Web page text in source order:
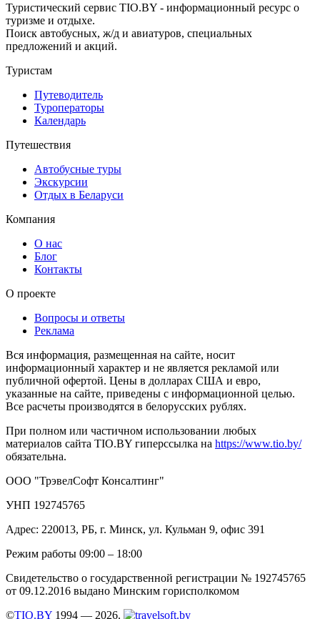
Туристический сервис TIO.BY - информационный ресурс о
туризме и отдыхе.
Поиск автобусных, ж/д и авиатуров, специальных
предложений и акций.
Туристам
Путеводитель
Туроператоры
Календарь
Путешествия
Автобусные туры
Экскурсии
Отдых в Беларуси
Компания
О нас
Блог
Контакты
О проекте
Вопросы и ответы
Реклама
Вся информация, размещенная на сайте, носит
информационный характер и не является рекламой или
публичной офертой. Цены в долларах США и евро,
указанные на сайте, приведены с информационной целью.
Все расчеты производятся в белорусских рублях.
При полном или частичном использовании любых
материалов сайта TIO.BY гиперссылка на https://www.tio.by/
обязательна.
ООО "ТрэвелСофт Консалтинг"
УНП 192745765
Адрес: 220013, РБ, г. Минск, ул. Кульман 9, офис 391
Режим работы 09:00 – 18:00
Свидетельство о государственной регистрации № 192745765
от 09.12.2016 выдано Минским горисполкомом
©TIO.BY 1994 — 2026.